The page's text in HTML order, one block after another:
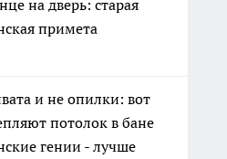
на дверь: старая
примета
и не опилки: вот
потолок в бане
гении - лучше